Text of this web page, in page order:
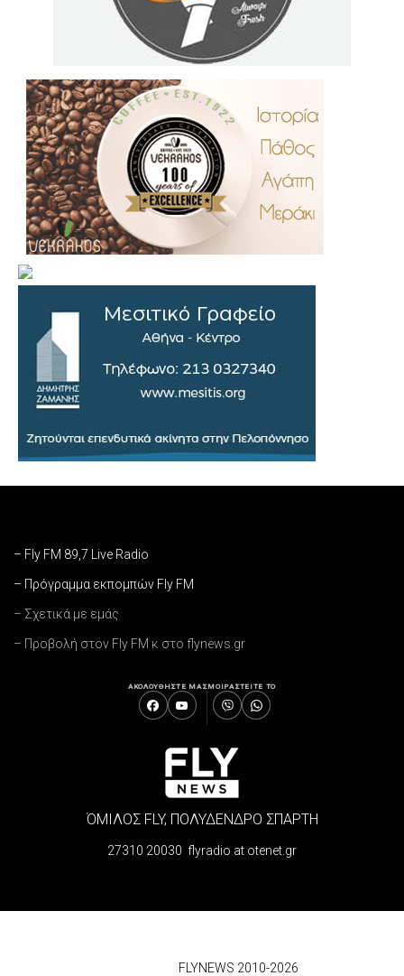
– Fly FM 89,7 Live Radio
– Πρόγραμμα εκπομπών Fly FM
– Σχετικά με εμάς
– Προβολή στον Fly FM κ στο flynews.gr
ΑΚΟΛΟΥΘΗΣΤΕ ΜΑΣΜΟΙΡΑΣΤΕΙΤΕ ΤΟ
ΌΜΙΛΟΣ FLY, ΠΟΛΥΔΕΝΔΡΟ ΣΠΑΡΤΗ
27310 20030 flyradio at otenet.gr
FLYNEWS 2010-2026